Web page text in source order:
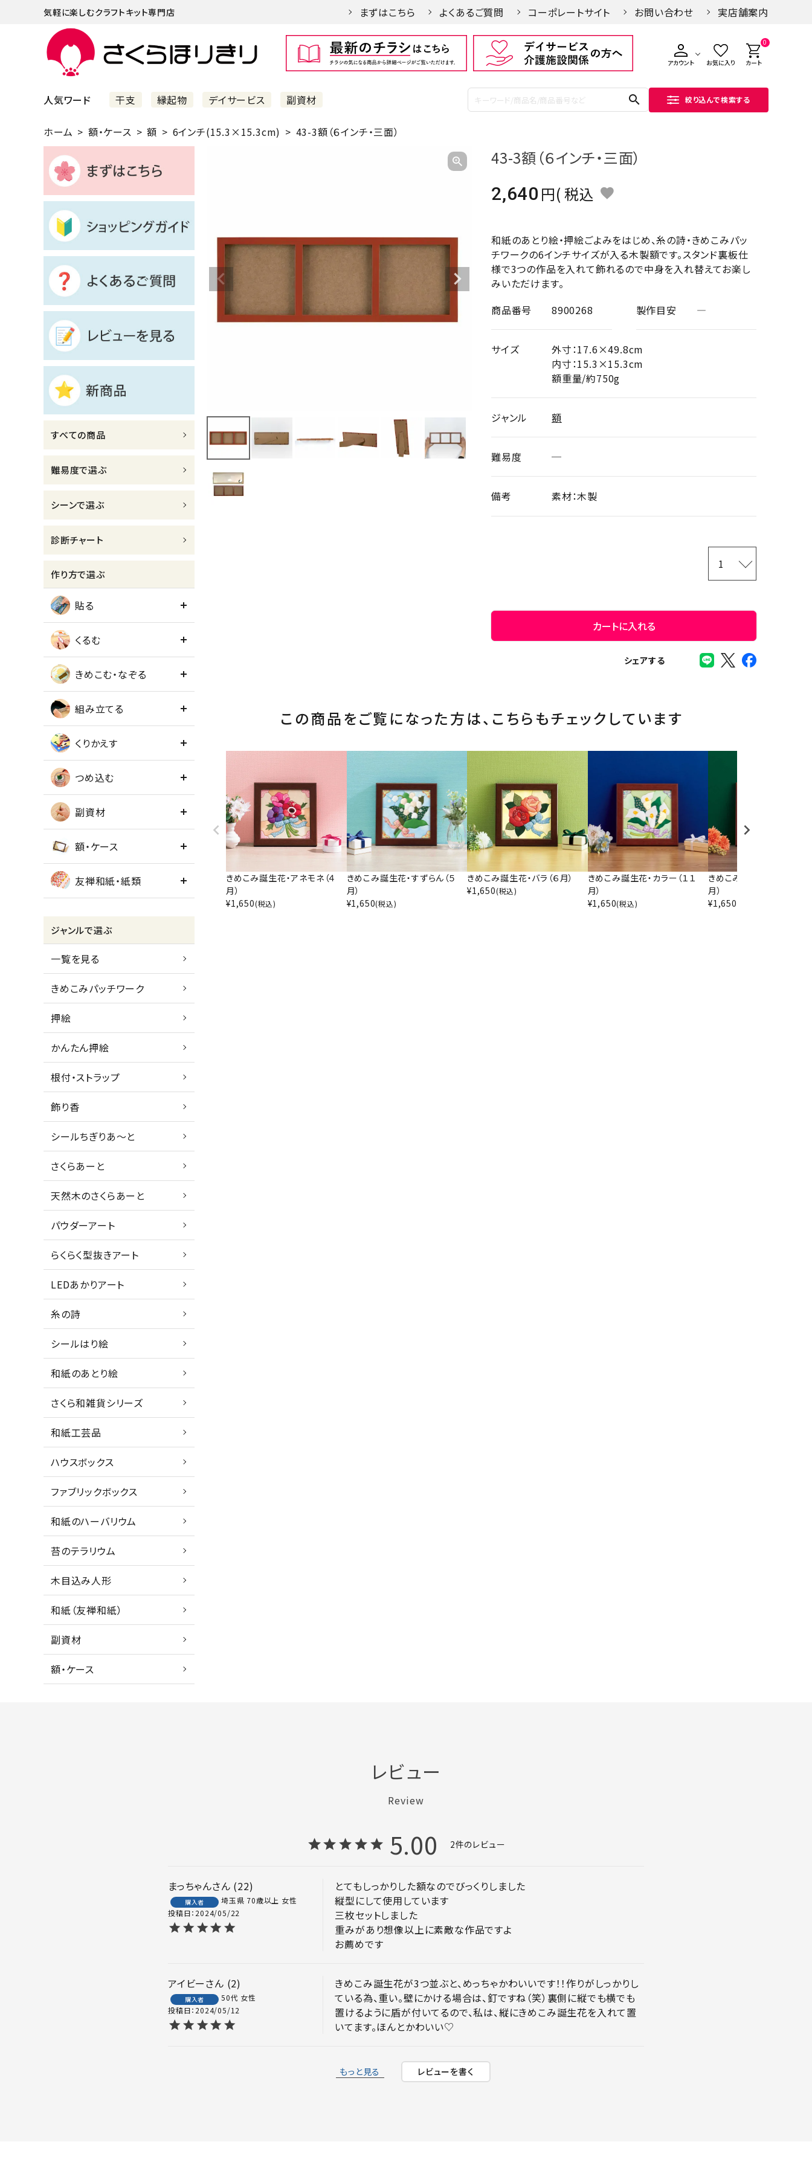
気軽に楽しむクラフトキット専門店 まずはこちら よくあるご質問 コーポレートサイト お問い合わせ 実店舗案内
アカウント お気に入り
0
カート
人気ワード 干支 縁起物 デイサービス 副資材 search 絞り込んで検索する
まずはこちら
ショッピングガイド
よくあるご質問
すべての商品
新着商品
診断チャート
ジャンルで選ぶ
レビューを見る
コーポレートサイト
実店舗案内
介護施設関係の方へ
ホーム 額・ケース 額 6インチ(15.3×15.3cm) 43-3額（６インチ・三面）
すべての商品
難易度で選ぶ
シーンで選ぶ
診断チャート
作り方で選ぶ
貼る
くるむ
きめこむ・なぞる
組み立てる
くりかえす
つめ込む
副資材
額・ケース
友禅和紙・紙類
ジャンルで選ぶ
一覧を見る
きめこみパッチワーク
押絵
かんたん押絵
根付・ストラップ
飾り香
シールちぎりあ～と
さくらあーと
天然木のさくらあーと
パウダーアート
らくらく型抜きアート
LEDあかりアート
糸の詩
シールはり絵
和紙のあとり絵
さくら和雑貨シリーズ
和紙工芸品
ハウスボックス
ファブリックボックス
和紙のハーバリウム
苔のテラリウム
木目込み人形
和紙（友禅和紙）
副資材
額・ケース
43-3額（６インチ・三面）
2,640
税込
和紙のあとり絵・押絵ごよみをはじめ、糸の詩・きめこみパッ
チワークの6インチサイズが入る木製額です。スタンド裏板仕
様で3つの作品を入れて飾れるので中身を入れ替えてお楽し
みいただけます。
商品番号
8900268 製作目安 ―
サイズ
外寸：17.6×49.8cm
内寸：15.3×15.3cm
額重量/約750g
ジャンル 額
難易度 ─
備考 素材：木製
カートに入れる
シェアする
この商品をご覧になった方は、 こちらもチェックしています
きめこみ誕生花・アネモネ（４
月）
¥1,650(税込)
きめこみ誕生花・すずらん（５
月）
¥1,650(税込)
きめこみ誕生花・バラ（６月）
¥1,650(税込)
きめこみ誕生花・カラー（１１
月）
¥1,650(税込)
きめこみ誕生花・ガーベラ
月）
¥1,650
レビュー
Review
5.00 2
まっちゃん 22
購入者 埼玉県 70歳以上 女性
投稿日 2024/05/22
とてもしっかりした額なのでびっくりしました
縦型にして使用しています
三枚セットしました
重みがあり想像以上に素敵な作品ですよ
お薦めです
アイビー 2
購入者 50代 女性
投稿日 2024/05/12
きめこみ誕生花が3つ並ぶと、めっちゃかわいいです！！作りがしっかりし
ている為、重い。壁にかける場合は、釘ですね（笑）裏側に縦でも横でも
置けるように盾が付いてるので、私は、縦にきめこみ誕生花を入れて置
いてます。ほんとかわいい♡
もっと見る レビューを書く